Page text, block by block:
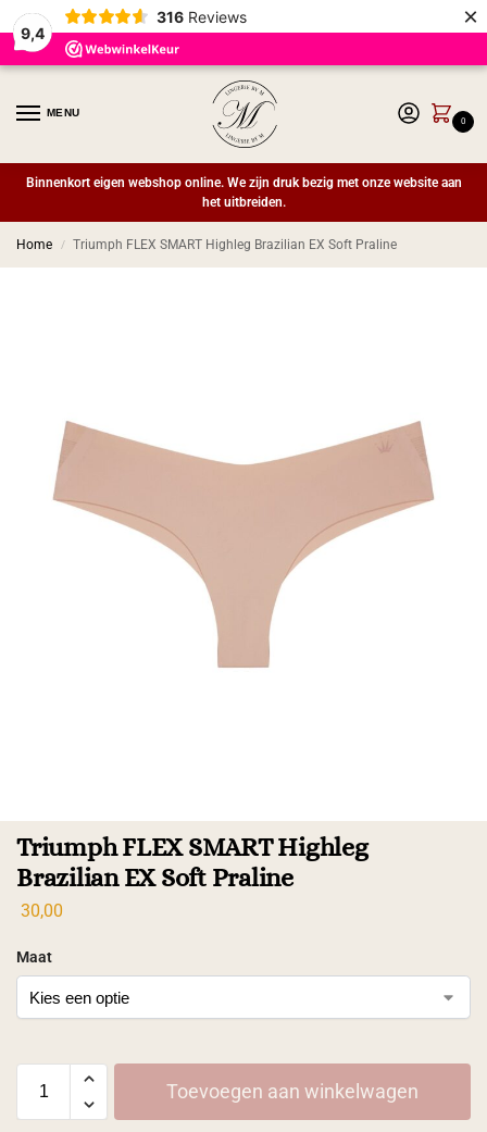
9,4
316 Reviews ×
MENU
0
Binnenkort eigen webshop online. We zijn druk bezig met onze website aan
het uitbreiden.
Home / Triumph FLEX SMART Highleg Brazilian EX Soft Praline
Triumph FLEX SMART Highleg
Brazilian EX Soft Praline
30,00
Maat
Toevoegen aan winkelwagen